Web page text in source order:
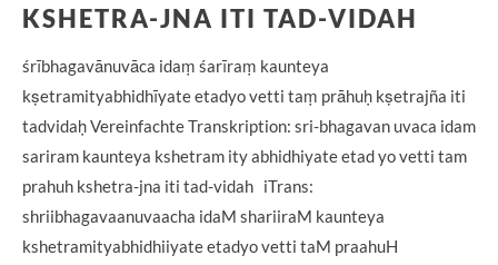
KSHETRA-JNA ITI TAD-VIDAH
śrībhagavānuvāca idaṃ śarīraṃ kaunteya
kṣetramityabhidhīyate etadyo vetti taṃ prāhuḥ kṣetrajña iti
tadvidaḥ Vereinfachte Transkription: sri-bhagavan uvaca idam
sariram kaunteya kshetram ity abhidhiyate etad yo vetti tam
prahuh kshetra-jna iti tad-vidah iTrans:
shriibhagavaanuvaacha idaM shariiraM kaunteya
kshetramityabhidhiiyate etadyo vetti taM praahuH